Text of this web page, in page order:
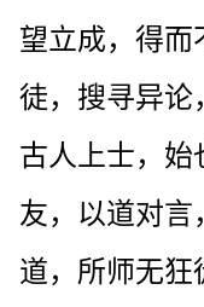
望立成，得而
徒，搜寻异论
古人上士，始
友，以道对言
道，所师无狂